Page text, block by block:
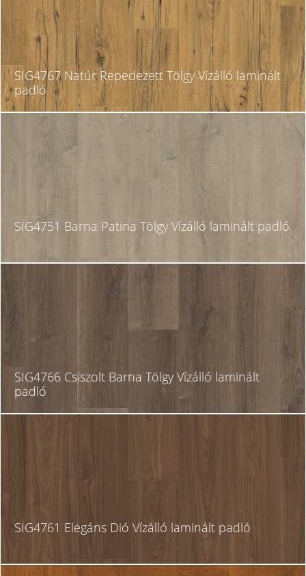
SIG4767 Natúr Repedezett Tölgy Vízálló laminált
padló
SIG4751 Barna Patina Tölgy Vízálló laminált padló
SIG4766 Csiszolt Barna Tölgy Vízálló laminált
padló
SIG4761 Elegáns Dió Vízálló laminált padló